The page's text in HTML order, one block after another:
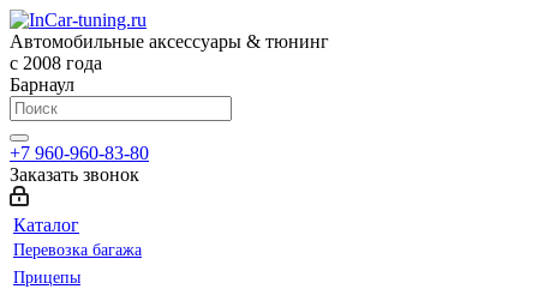
Автомобильные аксессуары & тюнинг
с 2008 года
Барнаул
+7 960-960-83-80
Заказать звонок
Каталог
Перевозка багажа
Прицепы